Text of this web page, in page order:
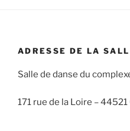
ADRESSE DE LA
Salle de danse du
171 rue de la Loire –44521